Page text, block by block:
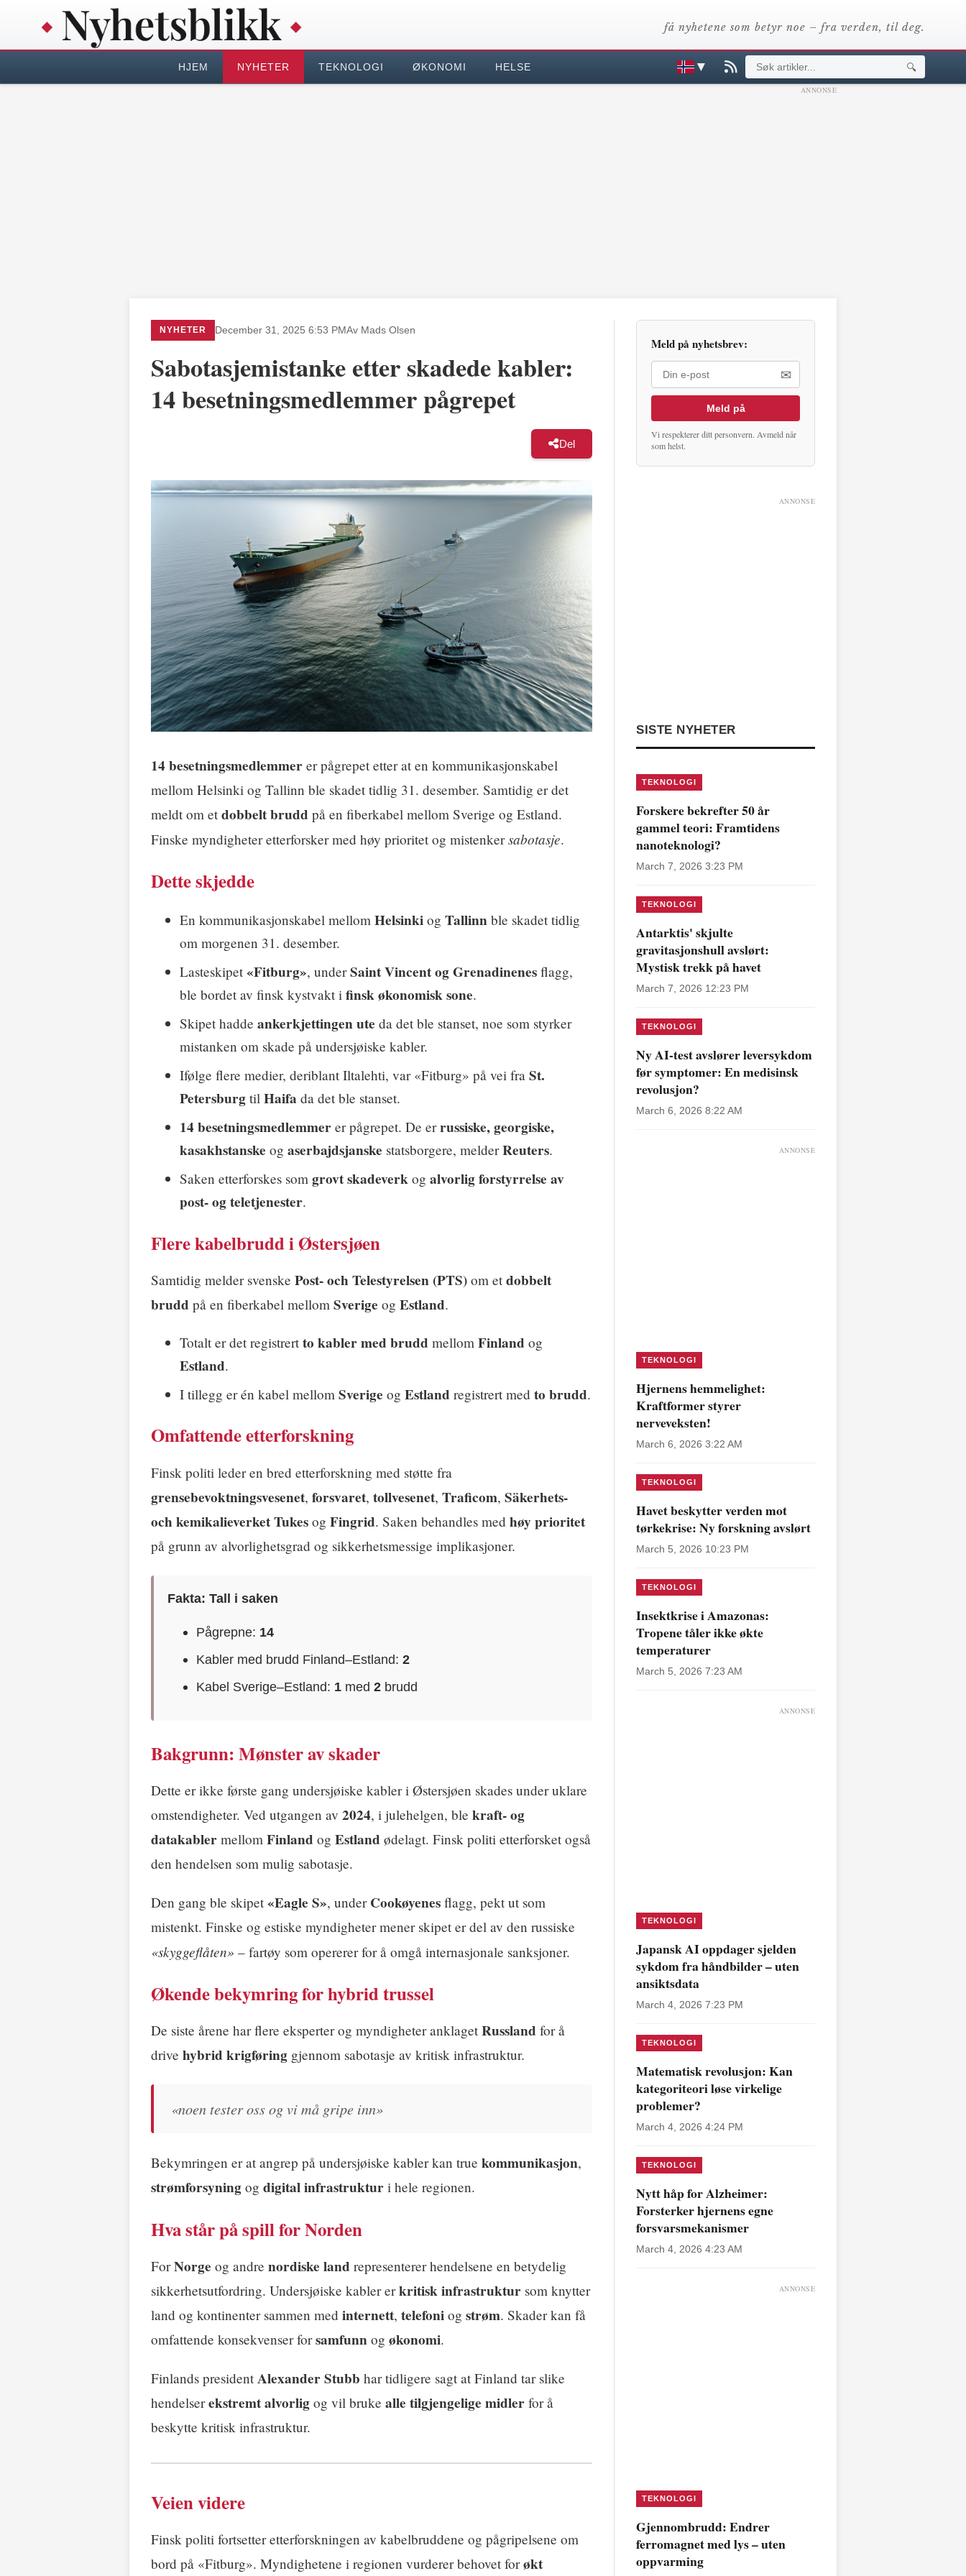
få nyhetene som betyr noe – fra verden, til deg.
HJEM NYHETER TEKNOLOGI ØKONOMI HELSE ▼ 🔍
ANNONSE
NYHETER December 31, 2025 6:53 PMAv Mads Olsen
Sabotasjemistanke etter skadede kabler:
14 besetningsmedlemmer pågrepet
Del
14 besetningsmedlemmer er pågrepet etter at en kommunikasjonskabel
mellom Helsinki og Tallinn ble skadet tidlig 31. desember. Samtidig er det
meldt om et dobbelt brudd på en fiberkabel mellom Sverige og Estland.
Finske myndigheter etterforsker med høy prioritet og mistenkersabotasje.
Dette skjedde
En kommunikasjonskabel mellom Helsinki og Tallinn ble skadet tidlig
om morgenen 31. desember.
Lasteskipet «Fitburg», underSaint Vincent og Grenadinenes flagg,
ble bordet av finsk kystvakt i finsk økonomisk sone.
Skipet hadde ankerkjettingen ute da det ble stanset, noe som styrker
mistanken om skade på undersjøiske kabler.
Ifølge flere medier, deriblant Iltalehti, var «Fitburg» på vei fra St.
Petersburg til Haifa da det ble stanset.
14 besetningsmedlemmer er pågrepet. De errussiske, georgiske,
kasakhstanske og aserbajdsjanske statsborgere, melderReuters.
Saken etterforskes som grovt skadeverk og alvorlig forstyrrelse av
post- og teletjenester.
Flere kabelbrudd i Østersjøen
Samtidig melder svenske Post- och Telestyrelsen (PTS) om et dobbelt
brudd på en fiberkabel mellom Sverige og Estland.
Totalt er det registrert to kabler med brudd mellom Finland og
Estland.
I tillegg er én kabel mellom Sverige og Estland registrert med to brudd.
Omfattende etterforskning
Finsk politi leder en bred etterforskning med støtte fra
grensebevoktningsvesenet, forsvaret, tollvesenet, Traficom, Säkerhets-
och kemikalieverket Tukes og Fingrid. Saken behandles med høy prioritet
på grunn av alvorlighetsgrad og sikkerhetsmessige implikasjoner.
Fakta: Tall i saken
Pågrepne: 14
Kabler med brudd Finland–Estland:2
Kabel Sverige–Estland: 1 med2 brudd
Bakgrunn: Mønster av skader
Dette er ikke første gang undersjøiske kabler i Østersjøen skades under uklare
omstendigheter. Ved utgangen av 2024, i julehelgen, ble kraft- og
datakabler mellom Finland og Estland ødelagt. Finsk politi etterforsket også
den hendelsen som mulig sabotasje.
Den gang ble skipet «Eagle S», under Cookøyenes flagg, pekt ut som
mistenkt. Finske og estiske myndigheter mener skipet er del av den russiske
«skyggeflåten» – fartøy som opererer for å omgå internasjonale sanksjoner.
Økende bekymring for hybrid trussel
De siste årene har flere eksperter og myndigheter anklaget Russland for å
drive hybrid krigføring gjennom sabotasje av kritisk infrastruktur.
«noen tester oss og vi må gripe inn»
Bekymringen er at angrep på undersjøiske kabler kan true kommunikasjon,
strømforsyning og digital infrastruktur i hele regionen.
Hva står på spill for Norden
ForNorge og andre nordiske land representerer hendelsene en betydelig
sikkerhetsutfordring. Undersjøiske kabler erkritisk infrastruktur som knytter
land og kontinenter sammen med internett, telefoni og strøm. Skader kan få
omfattende konsekvenser forsamfunn og økonomi.
Finlands president Alexander Stubb har tidligere sagt at Finland tar slike
hendelserekstremt alvorlig og vil bruke alle tilgjengelige midler for å
beskytte kritisk infrastruktur.
Veien videre
Finsk politi fortsetter etterforskningen av kabelbruddene og pågripelsene om
bord på «Fitburg». Myndighetene i regionen vurderer behovet forøkt
Meld på nyhetsbrev:
✉
Meld på
Vi respekterer ditt personvern. Avmeld når
som helst.
ANNONSE
SISTE NYHETER
TEKNOLOGI
Forskere bekrefter 50 år
gammel teori: Framtidens
nanoteknologi?
March 7, 2026 3:23 PM
TEKNOLOGI
Antarktis' skjulte
gravitasjonshull avslørt:
Mystisk trekk på havet
March 7, 2026 12:23 PM
TEKNOLOGI
Ny AI-test avslører leversykdom
før symptomer: En medisinsk
revolusjon?
March 6, 2026 8:22 AM
ANNONSE
TEKNOLOGI
Hjernens hemmelighet:
Kraftformer styrer
nerveveksten!
March 6, 2026 3:22 AM
TEKNOLOGI
Havet beskytter verden mot
tørkekrise: Ny forskning avslørt
March 5, 2026 10:23 PM
TEKNOLOGI
Insektkrise i Amazonas:
Tropene tåler ikke økte
temperaturer
March 5, 2026 7:23 AM
ANNONSE
TEKNOLOGI
Japansk AI oppdager sjelden
sykdom fra håndbilder – uten
ansiktsdata
March 4, 2026 7:23 PM
TEKNOLOGI
Matematisk revolusjon: Kan
kategoriteori løse virkelige
problemer?
March 4, 2026 4:24 PM
TEKNOLOGI
Nytt håp for Alzheimer:
Forsterker hjernens egne
forsvarsmekanismer
March 4, 2026 4:23 AM
ANNONSE
TEKNOLOGI
Gjennombrudd: Endrer
ferromagnet med lys – uten
oppvarming